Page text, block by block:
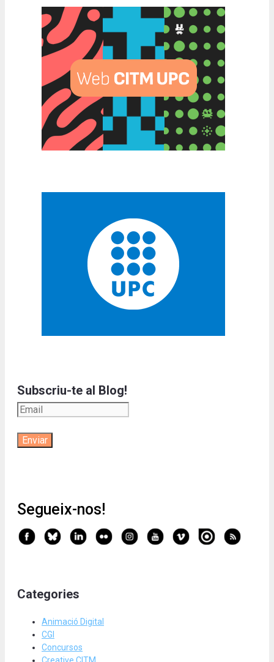
Subscriu-te al Blog!
Segueix-nos!
Categories
Animació Digital
CGI
Concursos